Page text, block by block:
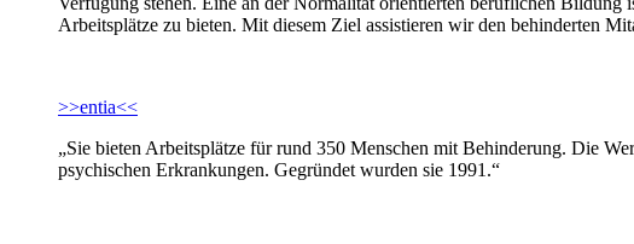
Arbeitsplätze zu bieten. Mit diesem Ziel assistieren wir den behinderten
>>entia<<
„Sie bieten Arbeitsplätze für rund 350 Menschen mit Behinderung. Die
psychischen Erkrankungen. Gegründet wurden sie 1991.“